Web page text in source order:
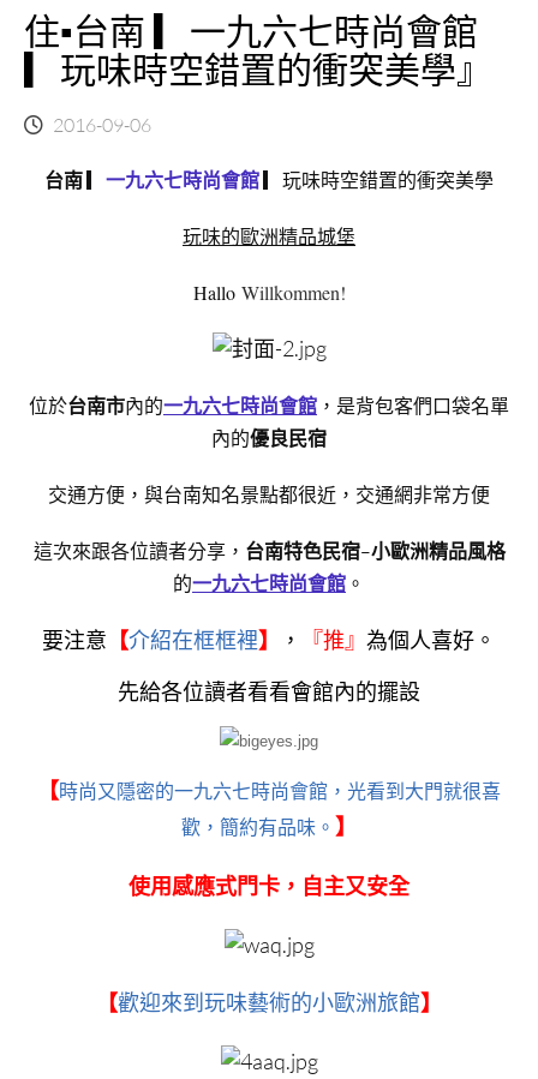
住▪台南 ▎一九六七時尚會館
▎玩味時空錯置的衝突美學』
2016-09-06
台南 一九六七時尚會館 ▎玩味時空錯置的衝突美學
玩味的歐洲精品城堡
Hallo Willkommen!
位於台南市內的一九六七時尚會館 ，是背包客們口袋名單
內的優良民宿
交通方便，與台南知名景點都很近，交通網非常方便
這次來跟各位讀者分享， 台南特色民宿–小歐洲精品風格
的一九六七時尚會館 。
要注意 【介紹在框框裡】 ， 『 推』 為個人喜好。
先給各位讀者看看會館內的擺設
【時尚又隱密的一九六七時尚會館，光看到大門就很喜
歡，簡約有品味。 】
使用感應式門卡，自主又安全
【歡迎來到玩味藝術的小歐洲旅館】